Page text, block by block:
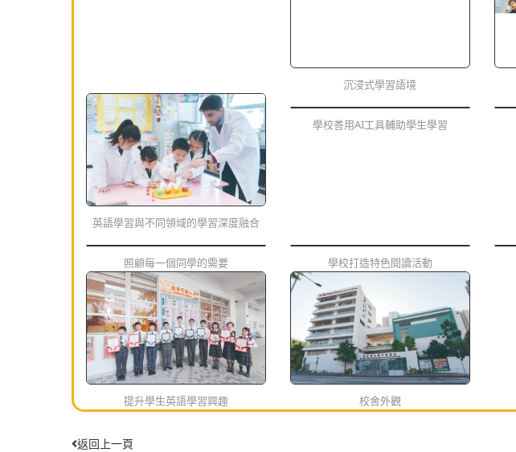
沉浸式學習語境
英語學習與不同領域的學習深度融合
學校善用AI工具輔助學生學習
照顧每一個同學的需要 學校打造特色閱讀活動
提升學生英語學習興趣 校舍外觀
返回上一頁